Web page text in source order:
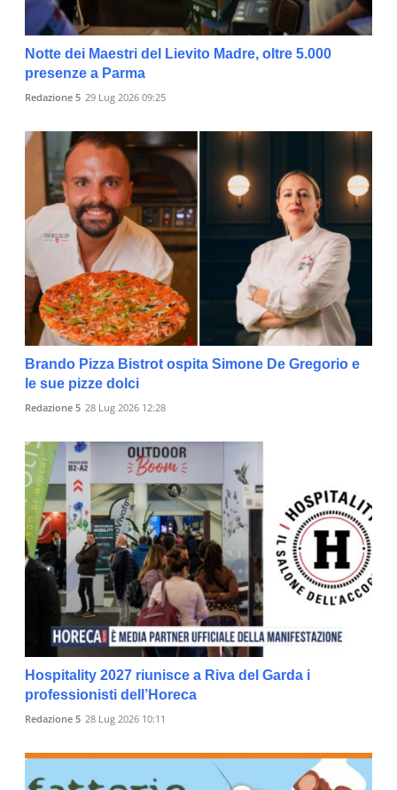
Notte dei Maestri del Lievito Madre, oltre 5.000
presenze a Parma
Redazione 5 29 Lug 2026 09:25
Brando Pizza Bistrot ospita Simone De Gregorio e
le sue pizze dolci
Redazione 5 28 Lug 2026 12:28
Hospitality 2027 riunisce a Riva del Garda i
professionisti dell’Horeca
Redazione 5 28 Lug 2026 10:11